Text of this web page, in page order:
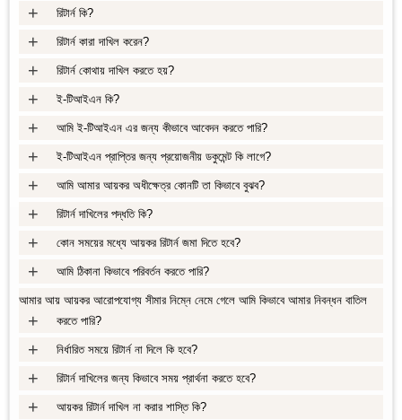
রিটার্ন কি?
+
রিটার্ন কারা দাখিল করেন?
+
রিটার্ন কোথায় দাখিল করতে হয়?
+
ই-টিআইএন কি?
+
আমি ই-টিআইএন এর জন্য কীভাবে আবেদন করতে পারি?
+
ই-টিআইএন প্রাপ্তির জন্য প্রয়োজনীয় ডকুমেন্ট কি লাগে?
+
আমি আমার আয়কর অধীক্ষেত্র কোনটি তা কিভাবে বুঝব?
+
রিটার্ন দাখিলের পদ্ধতি কি?
+
কোন সময়ের মধ্যে আয়কর রিটার্ন জমা দিতে হবে?
+
আমি ঠিকানা কিভাবে পরিবর্তন করতে পারি?
+
আমার আয় আয়কর আরোপযোগ্য সীমার নিম্নে নেমে গেলে আমি কিভাবে আমার নিবন্ধন বাতিল
করতে পারি?
+
নির্ধারিত সময়ে রিটার্ন না দিলে কি হবে?
+
রিটার্ন দাখিলের জন্য কিভাবে সময় প্রার্থনা করতে হবে?
+
আয়কর রিটার্ন দাখিল না করার শাস্তি কি?
+